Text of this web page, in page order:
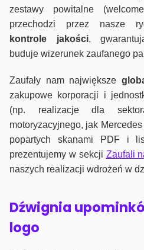
zestawy powitalne
przechodzi przez nasze
kontrole jakości,
buduje wizerunek zaufanego
Zaufały nam największe
zakupowe korporacji i
(np. realizacje dla
motoryzacyjnego, jak
popartych skanami PDF i
prezentujemy w sekcji Zaufali
naszych realizacji wdrożeń w
Dźwignia
logo